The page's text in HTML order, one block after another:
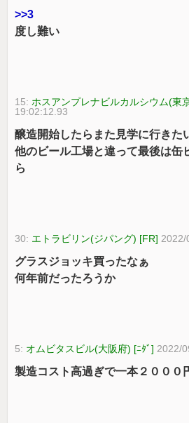
>>3
度し難い
15: ホスアンプレナビルカルシウム(東
19:02:12.93
醸造開始したらまた見学に行きた
他のビール工場と違って最後は缶
ら
30: エトラビリン(ジパング) [FR] 2022/
グラスジョッキ買ったなぁ
何年前だったろうか
5: オムビタスビル(大阪府) [ﾆﾀﾞ] 2022/
製造コスト高過ぎで一本２０００